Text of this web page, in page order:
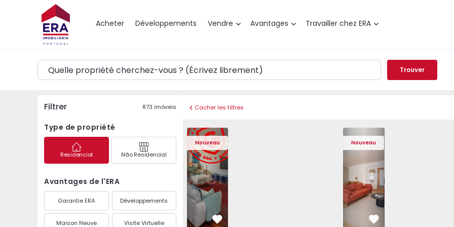
Acheter Développements Vendre Avantages Travailler chez ERA
Carte
Trouver
Filtrer 873 imóveis
Type de propriété
Residencial Não Residencial
Avantages de l'ERA
Garantie ERA Développements
Maison Neuve Visite Virtuelle
Cacher les filtres
Nouveau
Appartement T3 Póvoa de Varzim, Póvoa de Varzim, Beiriz e Argivai - 1574602 - 20
Appartement T3 Póvoa de Varzim, Póvoa de Varzim, Beiriz e Argivai -
Appartement T3 Póvoa de Varzim, Póvoa de Varzim, Beiriz
Appartement T3 Póvoa de Varzim, Póvoa de
Appartement T3 Póvoa de Varzim,
Appartement T3 Póvoa de
Appartement
Préféré
Nouveau
Appartement T4 Cascais, São
Appartement T4 Cascais,
Appartement T4
Préféré